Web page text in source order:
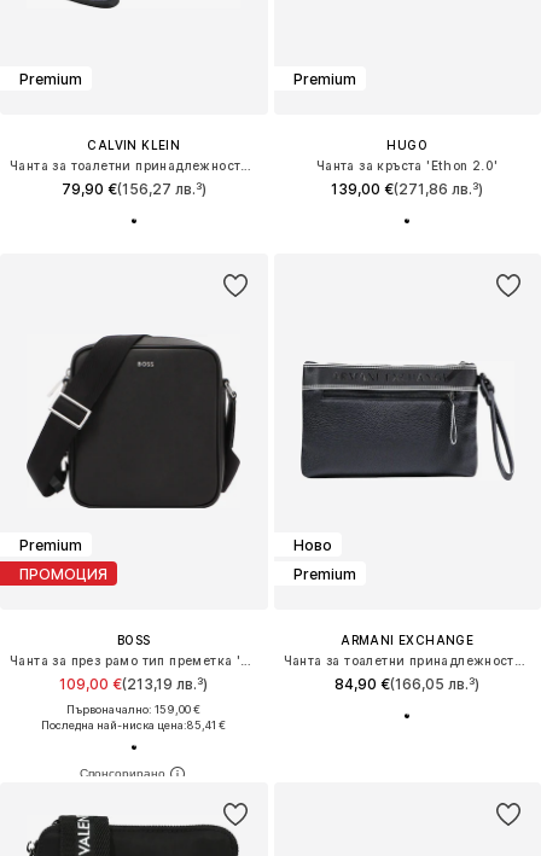
Premium
CALVIN KLEIN
79,90 €(156,27 лв.³)
Premium
HUGO
Чанта за кръста 'Ethon 2.0'
139,00 €(271,86 лв.³)
Premium
ПРОМОЦИЯ
BOSS
109,00 €(213,19 лв.³)
Първоначално: 159,00 €
Последна най-ниска цена:85,41 €
Ново
Premium
ARMANI EXCHANGE
84,90 €(166,05 лв.³)